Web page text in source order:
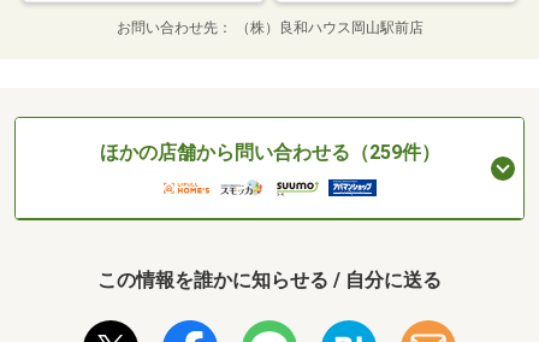
お問い合わせ先 （株）良和ハウス岡山駅前店
ほかの店舗から問い合わせる（259件）
この情報を誰かに知らせる / 自分に送る